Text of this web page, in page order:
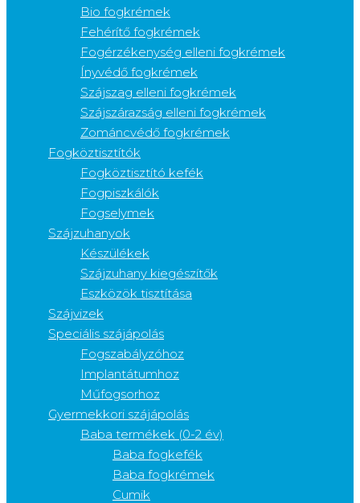
Bio fogkrémek
Fehérítő fogkrémek
Fogérzékenység elleni fogkrémek
Ínyvédő fogkrémek
Szájszag elleni fogkrémek
Szájszárazság elleni fogkrémek
Zománcvédő fogkrémek
Fogköztisztítók
Fogköztisztító kefék
Fogpiszkálók
Fogselymek
Szájzuhanyok
Készülékek
Szájzuhany kiegészítők
Eszközök tisztítása
Szájvizek
Speciális szájápolás
Fogszabályzóhoz
Implantátumhoz
Műfogsorhoz
Gyermekkori szájápolás
Baba termékek (0-2 év)
Baba fogkefék
Baba fogkrémek
Cumik